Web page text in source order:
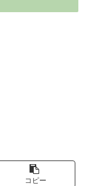
コピー